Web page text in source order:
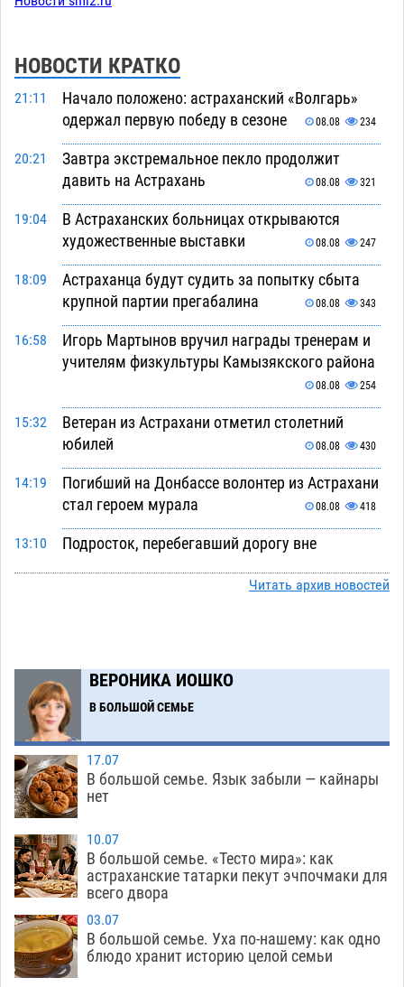
НОВОСТИ КРАТКО
21:11
Начало положено: астраханский «Волгарь»
одержал первую победу в сезоне
08.08 234
20:21
Завтра экстремальное пекло продолжит
давить на Астрахань
08.08 321
19:04
В Астраханских больницах открываются
художественные выставки
08.08 247
18:09
Астраханца будут судить за попытку сбыта
крупной партии прегабалина
08.08 343
16:58
Игорь Мартынов вручил награды тренерам и
учителям физкультуры Камызякского района
08.08 254
15:32
Ветеран из Астрахани отметил столетний
юбилей
08.08 430
14:19
Погибший на Донбассе волонтер из Астрахани
стал героем мурала
08.08 418
13:10
Подросток, перебегавший дорогу вне
08.08 556
08.08 361
10:51
Фаворитская ноша: астраханские
гандболисты крупно проиграли пермякам
09:00
Лидеры чеченской диаспоры в Астрахани
осудили выходку молодого лихача с улицы
Никольской
18:00
Завтра астраханцы проведут день в режиме
экстремальной температурной нагрузки
17:09
Астраханский котлован с мусором угрожает
плодородию Харабалинского района
Читать архив новостей
ВЕРОНИКА ИОШКО
В БОЛЬШОЙ СЕМЬЕ
17.07
В большой семье. Язык забыли — кайнары
нет
10.07
В большой семье. «Тесто мира»: как
астраханские татарки пекут эчпочмаки для
всего двора
03.07
В большой семье. Уха по-нашему: как одно
блюдо хранит историю целой семьи